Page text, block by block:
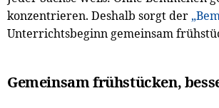
konzentrieren. Deshalb sorgt der
Unterrichtsbeginn gemeinsam
Gemeinsam frühstücken,